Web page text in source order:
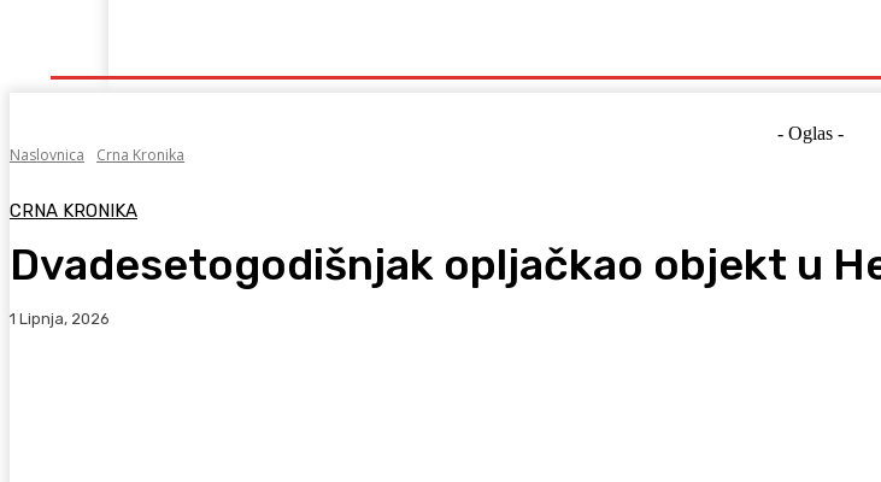
- Oglas -
Naslovnica
Crna Kronika
CRNA KRONIKA
Dvadesetogodišnjak opljačkao objekt u
1 Lipnja, 2026